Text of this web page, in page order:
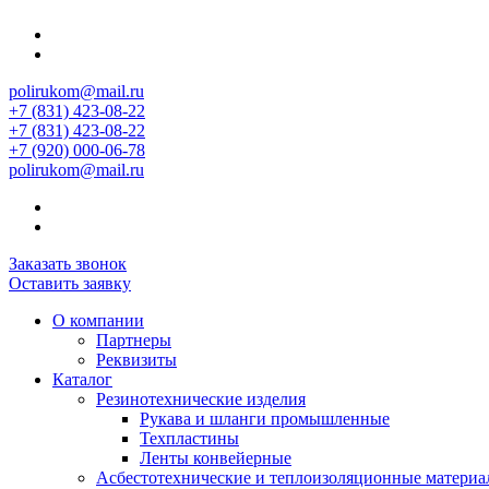
polirukom@mail.ru
+7 (831) 423-08-22
+7 (831) 423-08-22
+7 (920) 000-06-78
polirukom@mail.ru
Заказать звонок
Оставить заявку
О компании
Партнеры
Реквизиты
Каталог
Резинотехнические изделия
Рукава и шланги промышленные
Техпластины
Ленты конвейерные
Асбестотехнические и теплоизоляционные